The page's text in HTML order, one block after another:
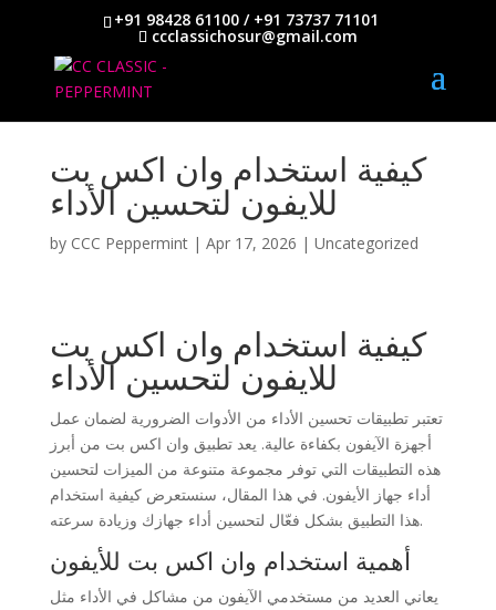
+91 98428 61100 / +91 73737 71101
ccclassichosur@gmail.com
كيفية استخدام وان اكس بت
للايفون لتحسين الأداء
by CCC Peppermint| Apr 17, 2026 | Uncategorized
كيفية استخدام وان اكس بت
للايفون لتحسين الأداء
تعتبر تطبيقات تحسين الأداء من الأدوات الضرورية لضمان عمل
أجهزة الآيفون بكفاءة عالية. يعد تطبيق وان اكس بت من أبرز
هذه التطبيقات التي توفر مجموعة متنوعة من الميزات لتحسين
أداء جهاز الأيفون. في هذا المقال، سنستعرض كيفية استخدام
هذا التطبيق بشكل فعّال لتحسين أداء جهازك وزيادة سرعته.
أهمية استخدام وان اكس بت للأيفون
يعاني العديد من مستخدمي الآيفون من مشاكل في الأداء مثل